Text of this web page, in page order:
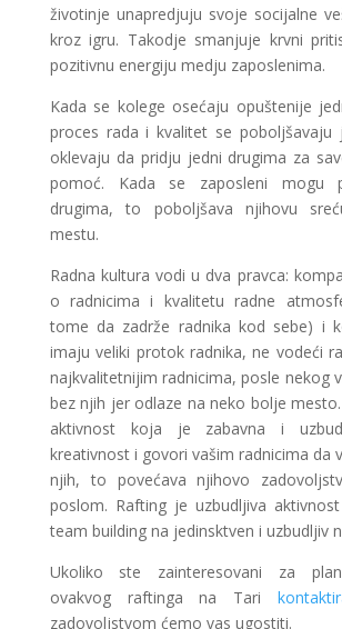
životinje unapredjuju svoje socijalne
kroz igru. Takodje smanjuje krvni
pozitivnu energiju medju zaposlenima.
Kada se kolege osećaju opuštenije
proces rada i kvalitet se poboljšavaju
oklevaju da pridju jedni drugima za
pomoć. Kada se zaposleni mogu
drugima, to poboljšava njihovu
mestu.
Radna kultura vodi u dva pravca:
o radnicima i kvalitetu radne
tome da zadrže radnika kod sebe) i
imaju veliki protok radnika, ne vodeći
najkvalitetnijim radnicima, posle nekog
bez njih jer odlaze na neko bolje
aktivnost koja je zabavna i
kreativnost i govori vašim radnicima da
njih, to povećava njihovo
poslom. Rafting je uzbudljiva
team building na jedinsktven i uzbudljiv
Ukoliko ste zainteresovani za
ovakvog raftinga na Tari
zadovoljstvom ćemo vas ugostiti.